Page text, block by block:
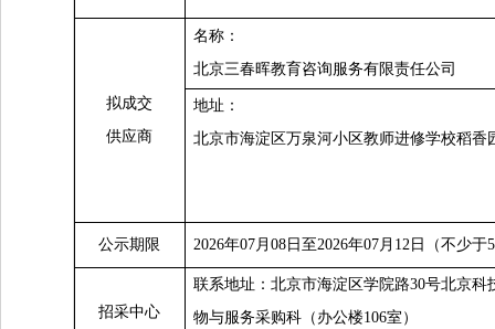
拟成交
供应商
名称：
北京三春晖教育咨询服务有限责任公司
地址：
北京市海淀区万泉河小区教师进修学校稻香
公示期限 2026年07月08日至2026年07月12日（不少于
招采中心
联系地址：北京市海淀区学院路30号北京
物与服务采购科（办公楼106室）